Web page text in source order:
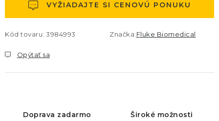
VYŽIADAJTE SI CENOVÚ PONUKU
Kód tovaru: 3984993 Značka:Fluke Biomedical
Opýtať sa
Doprava zadarmo Široké možnosti